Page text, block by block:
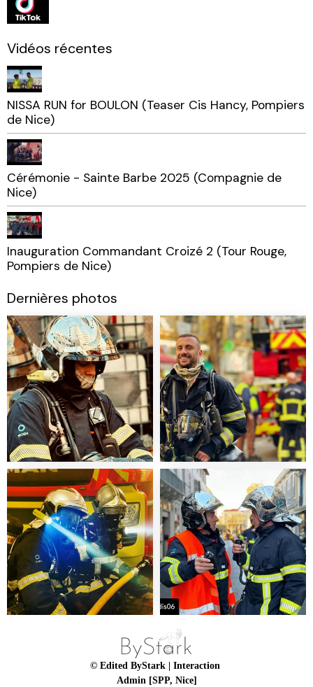
Vidéos récentes
NISSA RUN for BOULON (Teaser Cis Hancy, Pompiers
de Nice)
Cérémonie - Sainte Barbe 2025 (Compagnie de
Nice)
Inauguration Commandant Croizé 2 (Tour Rouge,
Pompiers de Nice)
Dernières photos
© Edited ByStark | Interaction
Admin [SPP, Nice]